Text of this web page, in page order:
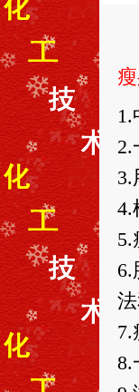
2.
3.
4.
5.
6.
7.
8.